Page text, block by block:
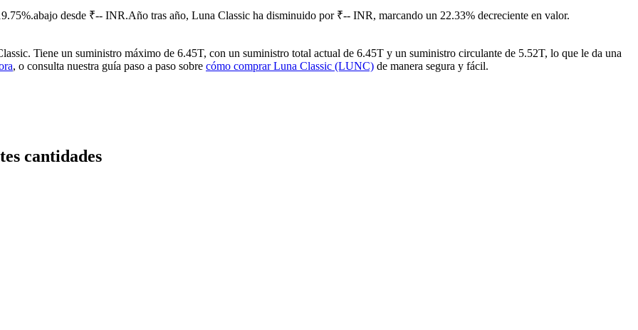
desde ₹-- INR.Año tras año, Luna Classic ha disminuido por ₹-- INR, marcando un 22.33% decreciente en valor.
Tiene un suministro máximo de 6.45T, con un suministro total actual de 6.45T y un suministro circulante de 5.52T, lo que le da una
, o consulta nuestra guía paso a paso sobre cómo comprar Luna Classic (LUNC) de manera segura y fácil.
cantidades